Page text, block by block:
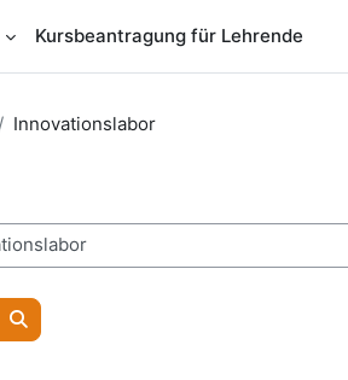
Kursbeantragung für Lehrende
Innovationslabor
Kurse suchen